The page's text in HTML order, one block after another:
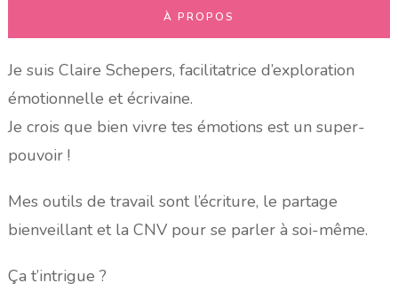
À PROPOS
Je suis Claire Schepers, facilitatrice d’exploration
émotionnelle et écrivaine.
Je crois que bien vivre tes émotions est un super-
pouvoir !
Mes outils de travail sont l’écriture, le partage
bienveillant et la CNV pour se parler à soi-même.
Ça t’intrigue ?